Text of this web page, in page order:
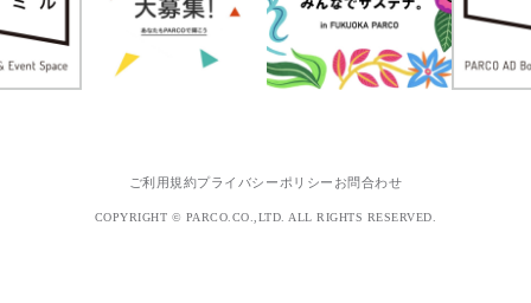
ご利用規約プライバシーポリシー お問合わせ
COPYRIGHT © PARCO.CO.,LTD. ALL RIGHTS RESERVED.